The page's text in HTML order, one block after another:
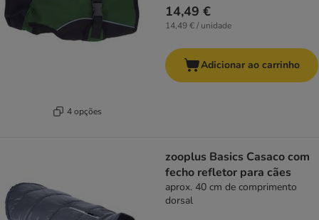
4 opções
14,49 €
14,49 € / unidade
Adicionar ao carrinho
zooplus Basics Casaco com
fecho refletor para cães
aprox. 40 cm de comprimento
dorsal